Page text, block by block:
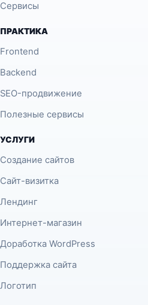
Сервисы
ПРАКТИКА
Frontend
Backend
SEO-продвижение
Полезные сервисы
УСЛУГИ
Создание сайтов
Сайт-визитка
Лендинг
Интернет-магазин
Доработка WordPress
Поддержка сайта
Логотип